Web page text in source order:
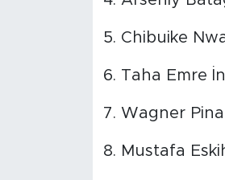
5. Chibuike
6. Taha Emre
7. Wagner Pina
8. Mustafa